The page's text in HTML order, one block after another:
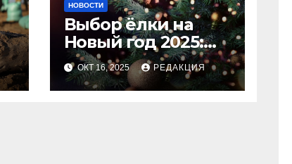
НОВОСТИ
Выбор ёлки на
Новый год 2025:
тренды и советы
для идеального
праздника
ОКТ 16, 2025 РЕДАКЦИЯ